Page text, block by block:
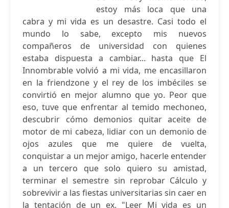
estoy más loca que una
cabra y mi vida es un desastre. Casi todo el
mundo lo sabe, excepto mis nuevos
compañeros de universidad con quienes
estaba dispuesta a cambiar... hasta que El
Innombrable volvió a mi vida, me encasillaron
en la friendzone y el rey de los imbéciles se
convirtió en mejor alumno que yo. Peor que
eso, tuve que enfrentar al temido mechoneo,
descubrir cómo demonios quitar aceite de
motor de mi cabeza, lidiar con un demonio de
ojos azules que me quiere de vuelta,
conquistar a un mejor amigo, hacerle entender
a un tercero que solo quiero su amistad,
terminar el semestre sin reprobar Cálculo y
sobrevivir a las fiestas universitarias sin caer en
la tentación de un ex. "Leer Mi vida es un